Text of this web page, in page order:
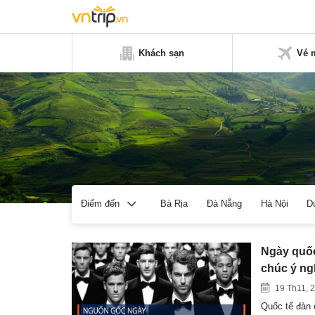
Khách sạn Vé
Điểm đến Bà Rịa Đà Nẵng Hà Nội
Ngày
chúc ý
19 Th11,
Quốc tế đàn